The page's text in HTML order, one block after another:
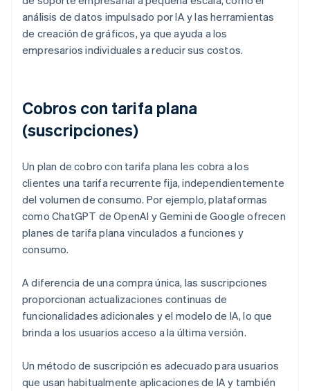
análisis de datos impulsado por IA y las herramientas
de creación de gráficos, ya que ayuda a los
empresarios individuales a reducir sus costos.
Cobros con tarifa plana
(suscripciones)
Un plan de cobro con tarifa plana les cobra a los
clientes una tarifa recurrente fija, independientemente
del volumen de consumo. Por ejemplo, plataformas
como ChatGPT de OpenAI y Gemini de Google ofrecen
planes de tarifa plana vinculados a funciones y
consumo.
A diferencia de una compra única, las suscripciones
proporcionan actualizaciones continuas de
funcionalidades adicionales y el modelo de IA, lo que
brinda a los usuarios acceso a la última versión.
Un método de suscripción es adecuado para usuarios
que usan habitualmente aplicaciones de IA y también